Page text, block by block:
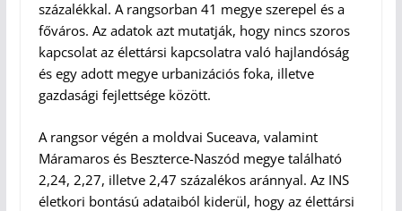
százalékkal. A rangsorban 41 megye szerepel és a
főváros. Az adatok azt mutatják, hogy nincs szoros
kapcsolat az élettársi kapcsolatra való hajlandóság
és egy adott megye urbanizációs foka, illetve
gazdasági fejlettsége között.
A rangsor végén a moldvai Suceava, valamint
Máramaros és Beszterce-Naszód megye található
2,24, 2,27, illetve 2,47 százalékos aránnyal. Az INS
életkori bontású adataiból kiderül, hogy az élettársi